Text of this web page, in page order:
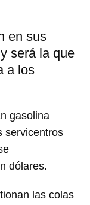
en sus
será la que
a los
gasolina
servicentros
dólares.
las colas